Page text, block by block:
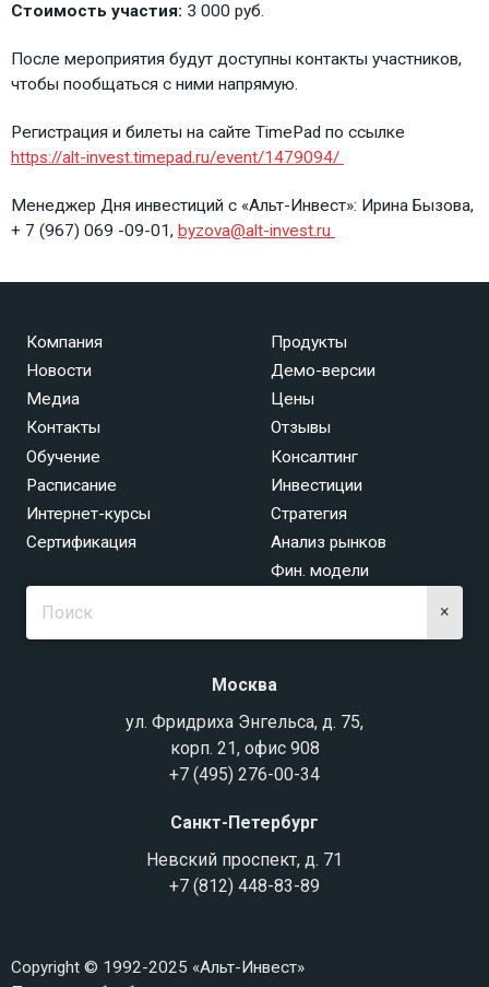
Стоимость участия: 3 000 руб.
После мероприятия будут доступны контакты участников,
чтобы пообщаться с ними напрямую.
Регистрация и билеты на сайте TimePad по ссылке
https://alt-invest.timepad.ru/event/1479094/
Менеджер Дня инвестиций с «Альт-Инвест»: Ирина Бызова,
+ 7 (967) 069 -09-01, byzova@alt-invest.ru
Компания
Новости
Медиа
Контакты
Продукты
Демо-версии
Цены
Отзывы
Обучение
Расписание
Интернет-курсы
Сертификация
Консалтинг
Инвестиции
Стратегия
Анализ рынков
Фин. модели
×
Москва
ул. Фридриха Энгельса, д. 75,
корп. 21, офис 908
+7 (495) 276-00-34
Санкт-Петербург
Невский проспект, д. 71
+7 (812) 448-83-89
Copyright © 1992-2025 «Альт-Инвест»